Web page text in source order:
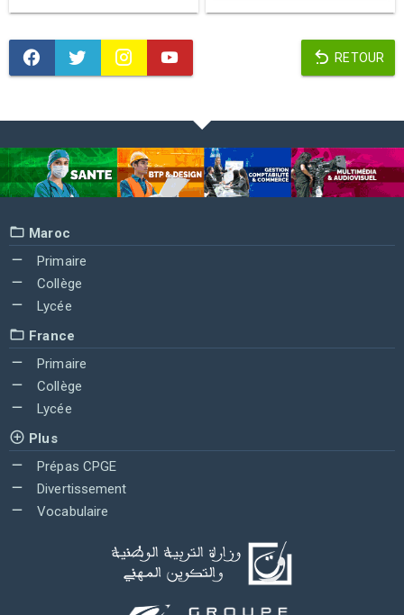
RETOUR
Maroc
Primaire
Collège
Lycée
France
Primaire
Collège
Lycée
Plus
Prépas CPGE
Divertissement
Vocabulaire